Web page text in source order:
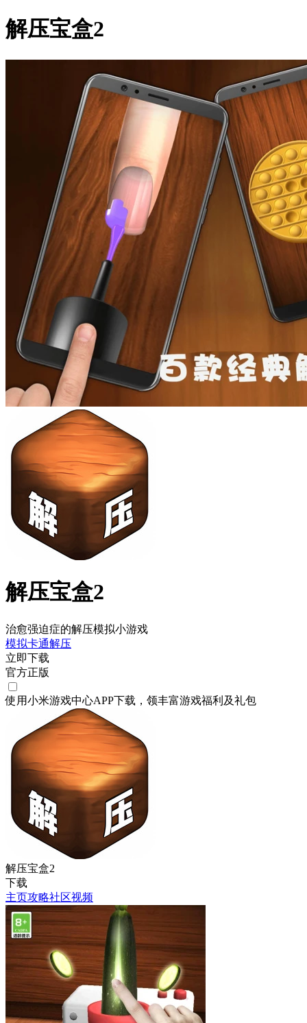
解压宝盒2
解压宝盒2
治愈强迫症的解压模拟小游戏
模拟卡通解压
立即下载
官方正版
使用小米游戏中心APP下载 ，领丰富游戏福利 及礼包
解压宝盒2
下载
主页攻略社区视频